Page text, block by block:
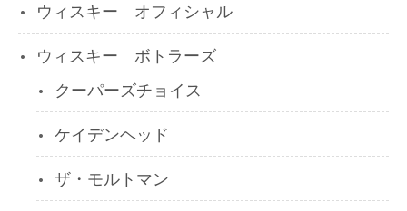
ウィスキー オフィシャル
ウィスキー ボトラーズ
クーパーズチョイス
ケイデンヘッド
ザ・モルトマン